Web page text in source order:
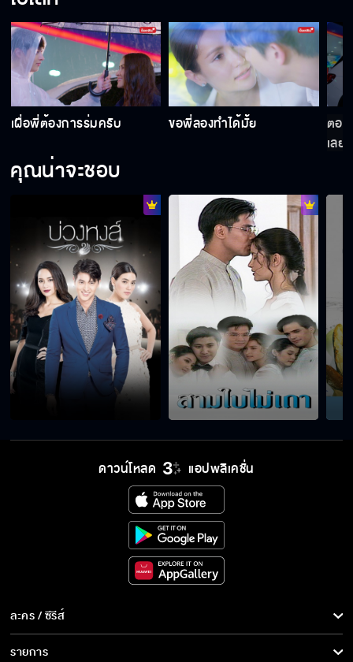
เผื่อพี่ต้องการร่มครับ ขอพี่ลองทำได้มั้ย
ตอน
เลย
คุณน่าจะชอบ
ดาวน์โหลด แอปพลิเคชั่น
ละคร / ซีรีส์
ละคร/ซีรีส์
รายการ